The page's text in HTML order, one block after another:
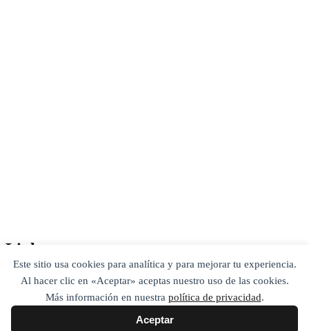
Este sitio usa cookies para analítica y para mejorar tu experiencia.
Al hacer clic en «Aceptar» aceptas nuestro uso de las cookies.
Más información en nuestra política de privacidad.
Aceptar
Links
Home
Privacy Policy
¿Quien soy? / About me / Media Kit